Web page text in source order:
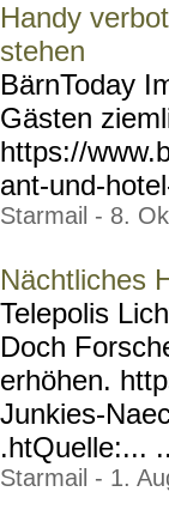
Handy
stehen
BärnToday
Gästen
https://
ant-und-
Starmail - 8.
Nächtliches
Telepolis
Doch
erhöhen.
Junkies-
.htQuelle:...
Starmail - 1.